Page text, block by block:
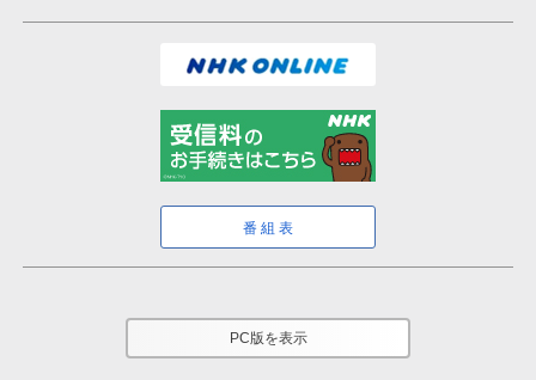
番組表
PC版を表示